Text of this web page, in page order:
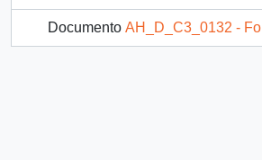
Documento AH_D_C3_0132 - Fotografía: Cartel "Bueno pa' la gripe"